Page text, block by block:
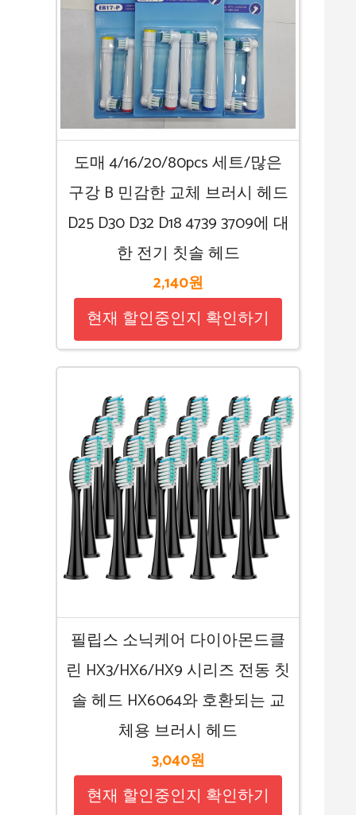
도매 4/16/20/80pcs 세트/많은
구강 B 민감한 교체 브러시 헤드
D25 D30 D32 D18 4739 3709에 대
한 전기 칫솔 헤드
2,140원
현재 할인중인지 확인하기
필립스 소닉케어 다이아몬드클
린 HX3/HX6/HX9 시리즈 전동 칫
솔 헤드 HX6064와 호환되는 교
체용 브러시 헤드
3,040원
현재 할인중인지 확인하기